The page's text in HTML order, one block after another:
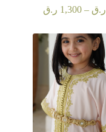
ر.ق –
1,300 ر.ق
من